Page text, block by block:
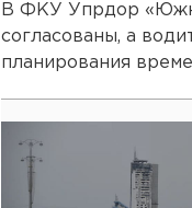
В ФКУ Упрдор
согласованы, а
планирования